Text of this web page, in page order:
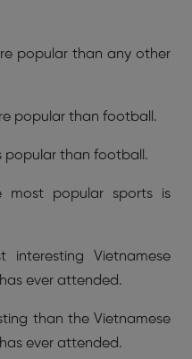
popular than any other
popular than football.
popular than football.
popular sports is
Vietnamese
ever attended.
than the Vietnamese
ever attended.